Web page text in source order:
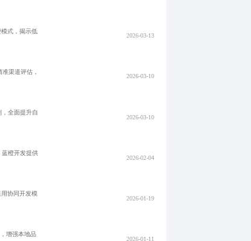
式，揭示低
2026-03-13
渠道评估，
2026-03-10
全面提升自
2026-03-10
蓝橙开发提供
2026-02-04
协同开发模
2026-01-19
增强本地品
2026-01-11